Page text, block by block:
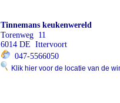
Tinnemans keukenwereld
Torenweg 11
6014 DE Ittervoort
047-5566050
Klik hier voor de locatie van de